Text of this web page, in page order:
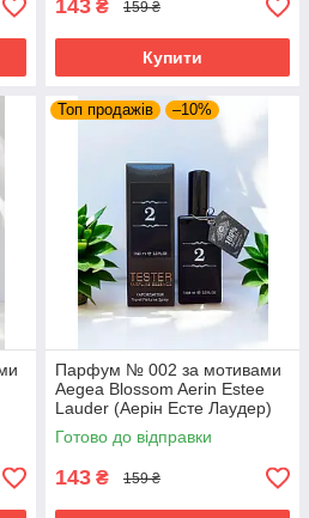
143 ₴ 159 ₴
Купити
Топ продажів –10%
Парфум № 002 за мотивами
Aegea Blossom Aerin Estee
Lauder (Аерін Есте Лаудер)
65 мл
Готово до відправки
143 ₴ 159 ₴